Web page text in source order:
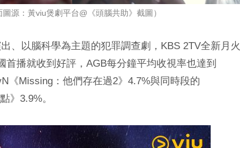
圖源：黃viu煲劇平台@《頭腦共助》截圖）
、以腦科學為主題的犯罪調查劇，KBS 2TV全新月火
首播就收到好評，AGB每分鐘平均收視率也達到
《Missing：他們存在過2》4.7%與同時段的
》3.9%。